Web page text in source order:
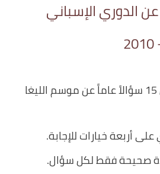
الدوري الإسباني
اختبار مكون من 15 سؤالاً عاماً عن موسم الليغا
أربعة خيارات للإجابة.
صحيحة فقط لكل سؤال.